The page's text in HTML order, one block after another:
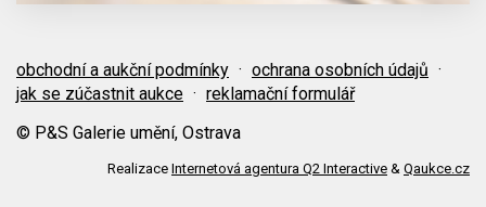
obchodní a aukční podmínky · ochrana osobních údajů ·
jak se zúčastnit aukce · reklamační formulář
© P&S Galerie umění, Ostrava
Realizace Internetová agentura Q2 Interactive & Qaukce.cz